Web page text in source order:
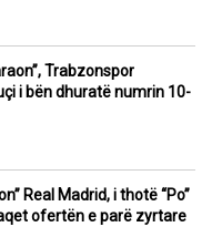
Trabzonspor
i bën dhuratë numrin 10-
Real Madrid, i thotë “Po”
ofertën e parë zyrtare